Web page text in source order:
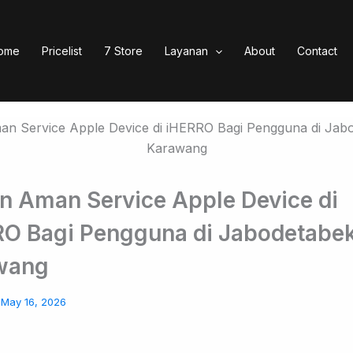
Pricelist 7 Store Layanan About Contact
Aman Service Apple Device di
Bagi Pengguna di
May 16, 2026